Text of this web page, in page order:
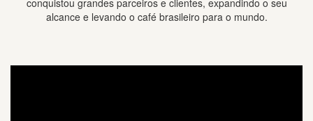
conquistou grandes parceiros e clientes, expandindo o seu
alcance e levando o café brasileiro para o mundo.